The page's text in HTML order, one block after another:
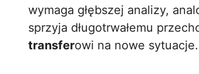
wymaga głębszej analizy,
sprzyja długotrwałemu
transferowi na nowe sytuacje.